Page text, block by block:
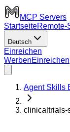
MCP Servers
StartseiteRemote-
Deutsch
Einreichen
WerbenEinreichen
Agent Skills
clinicaltrials-